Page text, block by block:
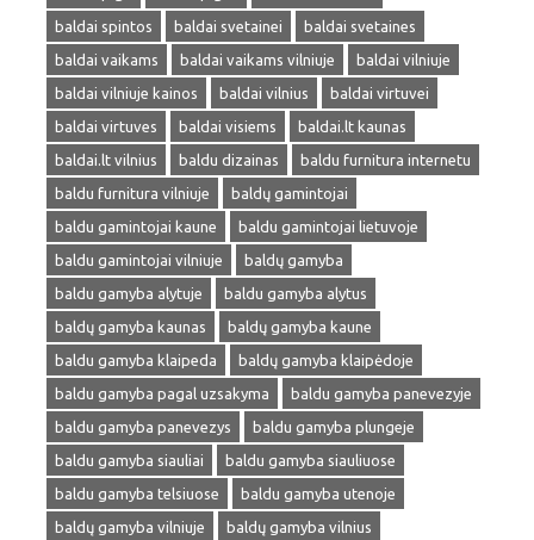
baldai spintos
baldai svetainei
baldai svetaines
baldai vaikams
baldai vaikams vilniuje
baldai vilniuje
baldai vilniuje kainos
baldai vilnius
baldai virtuvei
baldai virtuves
baldai visiems
baldai.lt kaunas
baldai.lt vilnius
baldu dizainas
baldu furnitura internetu
baldu furnitura vilniuje
baldų gamintojai
baldu gamintojai kaune
baldu gamintojai lietuvoje
baldu gamintojai vilniuje
baldų gamyba
baldu gamyba alytuje
baldu gamyba alytus
baldų gamyba kaunas
baldų gamyba kaune
baldu gamyba klaipeda
baldų gamyba klaipėdoje
baldu gamyba pagal uzsakyma
baldu gamyba panevezyje
baldu gamyba panevezys
baldu gamyba plungeje
baldu gamyba siauliai
baldu gamyba siauliuose
baldu gamyba telsiuose
baldu gamyba utenoje
baldų gamyba vilniuje
baldų gamyba vilnius